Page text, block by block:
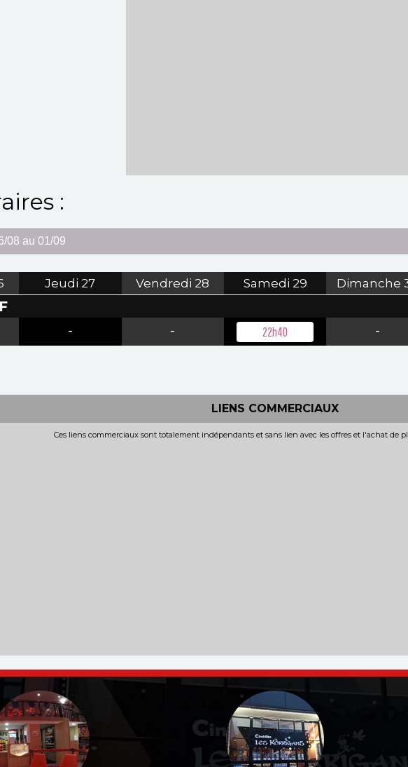
:
Jeudi 27 Vendredi 28 Samedi 29 Dimanche
- - 22h40 -
LIENS COMMERCIAUX
Ces liens commerciaux sont totalement indépendants et sans lien avec les offres et l'achat de